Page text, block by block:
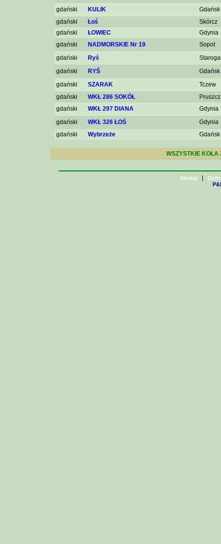
gdański
KULIK
Gdańsk
gdański
Łoś
Skórcz
gdański
ŁOWIEC
Gdynia
gdański
NADMORSKIE Nr 19
Sopot
gdański
Ryś
gdański
RYŚ
Gdańsk
gdański
SZARAK
Tczew
gdański
WKŁ 286 SOKÓŁ
gdański
WKŁ 297 DIANA
Gdynia
gdański
WKŁ 326 ŁOŚ
Gdynia
gdański
Wybrzeże Gdańsk
WSZYSTKIE KOŁA
Szukaj